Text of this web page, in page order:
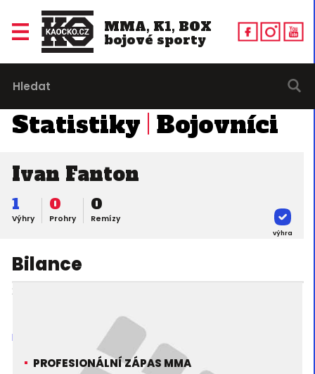
MMA, K1, BOX
bojové sporty
Statistiky Bojovníci
Ivan Fanton
Výhry
1
Prohry
0
Remízy
0
Bilance
23. 06. 2001
KOTR - King of the Ring 2
PROFESIONÁLNÍ ZÁPAS MMA
výhra